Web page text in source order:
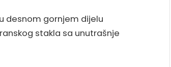
desnom gornjem dijelu
stakla sa unutrašnje